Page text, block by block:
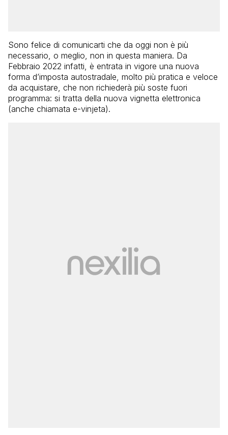
Sono felice di comunicarti che da oggi non è più
necessario, o meglio, non in questa maniera. Da
Febbraio 2022 infatti, è entrata in vigore una nuova
forma d’imposta autostradale, molto più pratica e veloce
da acquistare, che non richiederà più soste fuori
programma: si tratta della nuova vignetta elettronica
(anche chiamata e-vinjeta).